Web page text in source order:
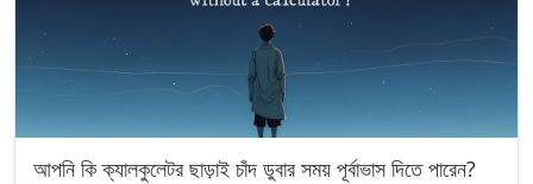
আপনি কি ক্যালকুলেটর ছাড়াই চাঁদ ডুবার সময় পূর্বাভাস দিতে পারেন?